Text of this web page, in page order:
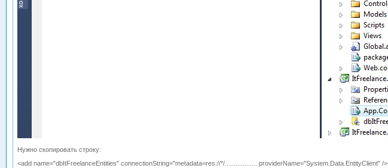
Нужно скопировать строку:
<add name="dbItFreelanceEntities" connectionString="metadata=res://*/.................. providerName="System.Data.EntityClient" />